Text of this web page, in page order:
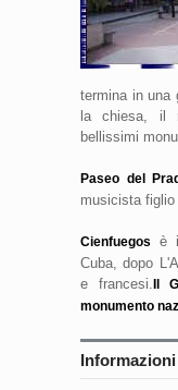
termina in una
la chiesa, il
bellissimi
Paseo del
musicista figlio
Cienfuegos
è
Cuba, dopo
e francesi. Il
monumento